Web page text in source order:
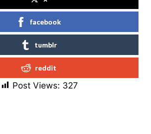
facebook
tumblr
reddit
Post Views: 327